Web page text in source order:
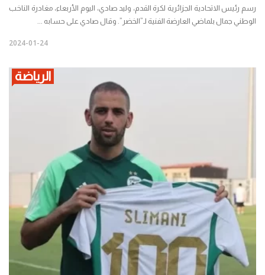
رسم رئيس الاتحادية الجزائرية لكرة القدم، وليد صادي، اليوم الأربعاء، مغادرة الناخب
الوطني جمال بلماضي العارضة الفنية لـ”الخضر”. وقال صادي على حسابه ...
2024-01-24
الرياضة